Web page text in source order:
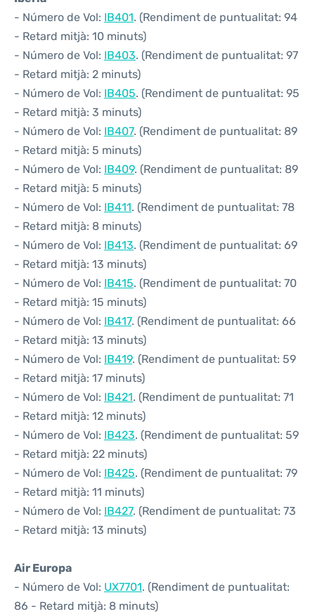
- Número de Vol: IB401. (Rendiment de puntualitat: 94
- Retard mitjà: 10 minuts)
- Número de Vol: IB403. (Rendiment de puntualitat: 97
- Retard mitjà: 2 minuts)
- Número de Vol: IB405. (Rendiment de puntualitat: 95
- Retard mitjà: 3 minuts)
- Número de Vol: IB407. (Rendiment de puntualitat: 89
- Retard mitjà: 5 minuts)
- Número de Vol: IB409. (Rendiment de puntualitat: 89
- Retard mitjà: 5 minuts)
- Número de Vol: IB411. (Rendiment de puntualitat: 78
- Retard mitjà: 8 minuts)
- Número de Vol: IB413. (Rendiment de puntualitat: 69
- Retard mitjà: 13 minuts)
- Número de Vol: IB415. (Rendiment de puntualitat: 70
- Retard mitjà: 15 minuts)
- Número de Vol: IB417. (Rendiment de puntualitat: 66
- Retard mitjà: 13 minuts)
- Número de Vol: IB419. (Rendiment de puntualitat: 59
- Retard mitjà: 17 minuts)
- Número de Vol: IB421. (Rendiment de puntualitat: 71
- Retard mitjà: 12 minuts)
- Número de Vol: IB423. (Rendiment de puntualitat: 59
- Retard mitjà: 22 minuts)
- Número de Vol: IB425. (Rendiment de puntualitat: 79
- Retard mitjà: 11 minuts)
- Número de Vol: IB427. (Rendiment de puntualitat: 73
- Retard mitjà: 13 minuts)
Air Europa
- Número de Vol: UX7701. (Rendiment de puntualitat:
86 - Retard mitjà: 8 minuts)